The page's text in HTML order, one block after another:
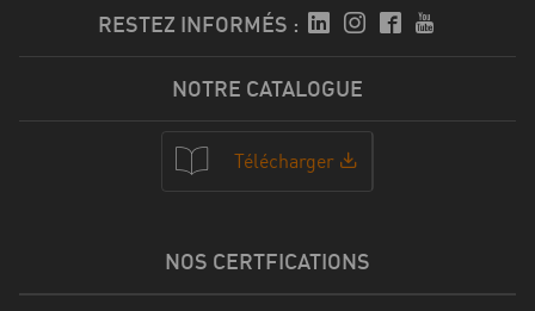
RESTEZ INFORMÉS :
NOTRE CATALOGUE
Télécharger
NOS CERTFICATIONS